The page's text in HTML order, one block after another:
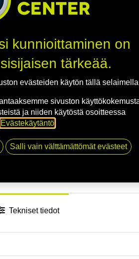
Tällä tuotteella ei ole
Jaa
Tekniset tiedot
kunnioittaminen on
tärkeää.
evästeiden käytön tällä
sivuston
ja niiden käytöstä osoitteessa
Evästekäytäntö.
Salli vain välttämättömät evästeet